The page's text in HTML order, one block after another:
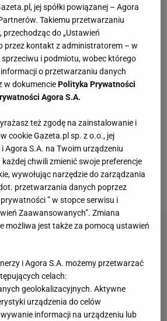
w Eobuwie - kultowe
w końcu na promocji
zwykły burger. Jego smak podkręca
składnik
przecenił kultowe Calvin Klein
Adidasy na jesień za mniej niż 2
zachwycają kolorem
jej spółki powiązanej – Agora
Takiemu przetwarzaniu
przechodząc do „Ustawień
przez kontakt z administratorem – w
i podmiotu, wobec którego
informacji o przetwarzaniu danych
w dokumenciePolityka Prywatności
Agora S.A.
też zgodę na zainstalowanie i
cookie Gazeta.pl sp. z o.o., jej
Agora S.A. na Twoim urządzeniu
chwili zmienić swoje preferencje
wywołując narzędzie do zarządzania
przetwarzania danych poprzez
” w stopce serwisu i
Zaawansowanych”. Zmiana
możliwa jest także za pomocą ustawień
i Agora S.A. możemy przetwarzać
celach:
geolokalizacyjnych. Aktywne
urządzenia do celów
informacji na urządzeniu lub